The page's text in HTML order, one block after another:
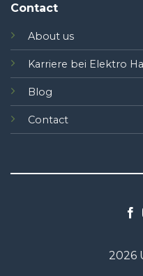
Contact
About us
Karriere bei Elektro
Blog
Contact
2026